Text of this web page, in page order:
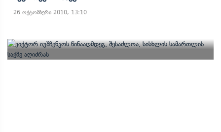
26 ოქტომბერი 2010, 13:10